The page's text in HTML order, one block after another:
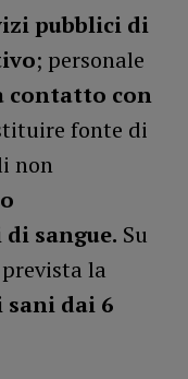
pubblici di
; personale
contatto con
fonte di
non
sangue. Su
la
dai 6